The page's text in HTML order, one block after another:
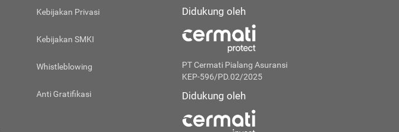
Kebijakan Privasi
Kebijakan SMKI
Whistleblowing
Anti Gratifikasi
Didukung oleh
PT Cermati Pialang Asuransi
KEP-596/PD.02/2025
Didukung oleh